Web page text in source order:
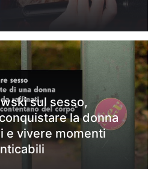
sul sesso,
la donna
e vivere momenti